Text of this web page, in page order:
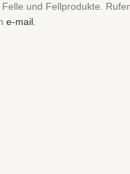
und Fellprodukte.
e-mail